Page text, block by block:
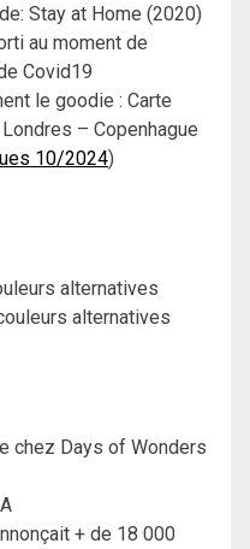
Stay at Home (2020)
au moment de
Covid19
le goodie : Carte
– Copenhague
10/2024)
alternatives
alternatives
chez Days of Wonders
+ de 18 000